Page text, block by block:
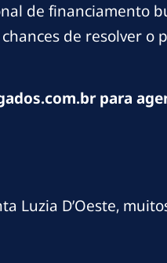
de financiamento
de resolver o
para
Luzia D’Oeste,